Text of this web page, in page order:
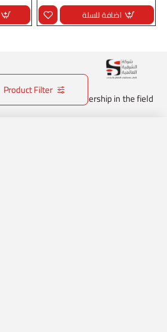
اضافة للسلة
Company Leadership in the field.
Product Filter